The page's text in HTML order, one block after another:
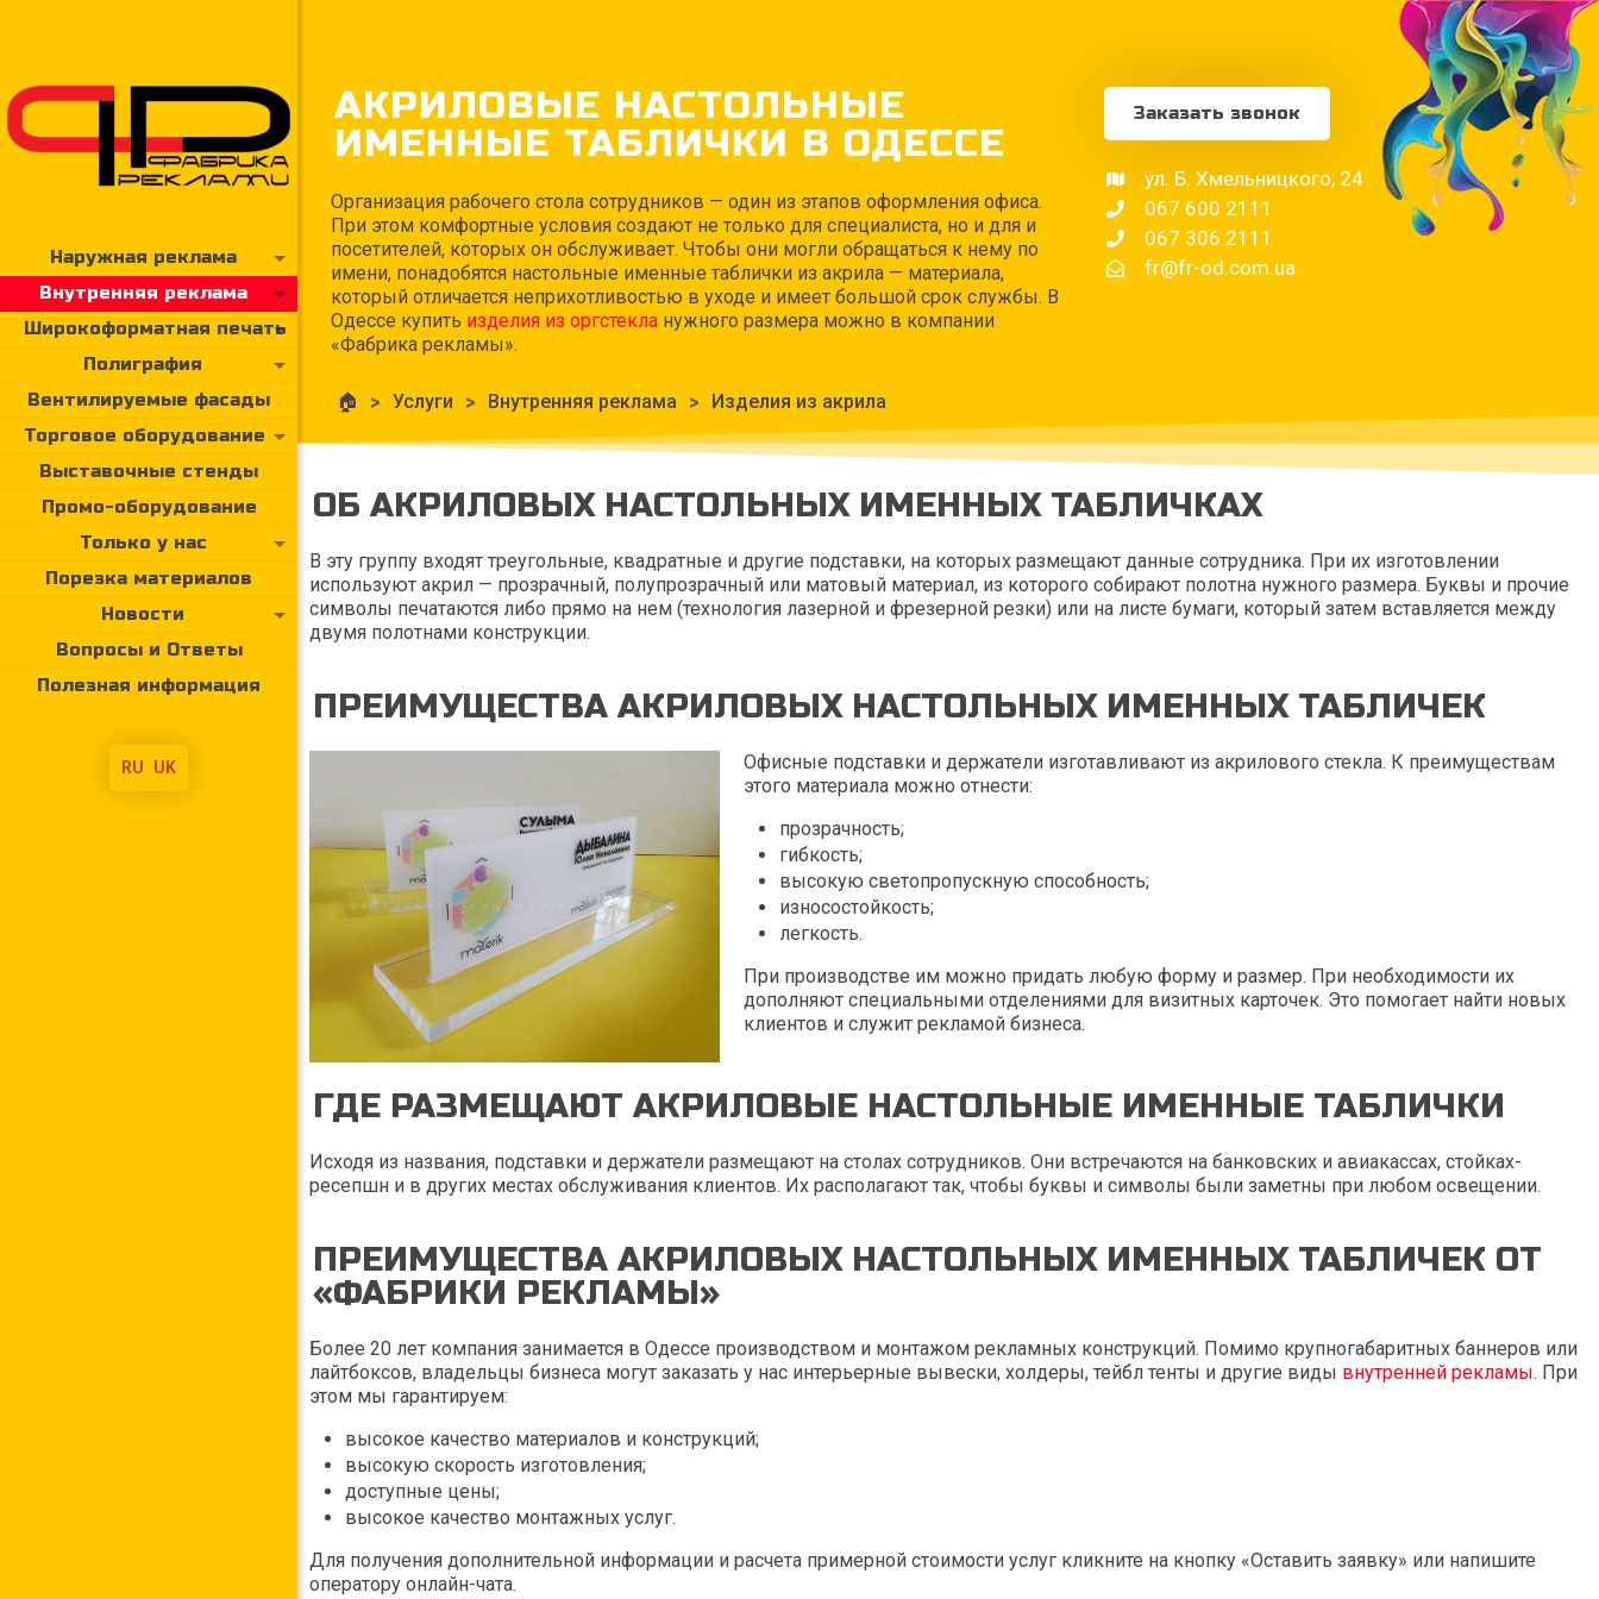
Наружная реклама
Внутренняя реклама
Широкоформатная печать
Полиграфия
Вентилируемые фасады
Торговое оборудование
Выставочные стенды
Промо-оборудование
Только у нас
Порезка материалов
Новости
Вопросы и Ответы
Полезная информация
RU UK
АКРИЛОВЫЕ НАСТОЛЬНЫЕ
ИМЕННЫЕ ТАБЛИЧКИ В ОДЕССЕ
Организация рабочего стола сотрудников — один из этапов оформления офиса.
При этом комфортные условия создают не только для специалиста, но и для и
посетителей, которых он обслуживает. Чтобы они могли обращаться к нему по
имени, понадобятся настольные именные таблички из акрила — материала,
который отличается неприхотливостью в уходе и имеет большой срок службы. В
Одессе купить изделия из оргстекла нужного размера можно в компании
«Фабрика рекламы».
🏠 > Услуги > Внутренняя реклама > Изделия из акрила
Заказать звонок
ул. Б. Хмельницкого, 24
067 600 2111
067 306 2111
fr@fr-od.com.ua
ОБ АКРИЛОВЫХ НАСТОЛЬНЫХ ИМЕННЫХ ТАБЛИЧКАХ
В эту группу входят треугольные, квадратные и другие подставки, на которых размещают данные сотрудника. При их изготовлении
используют акрил — прозрачный, полупрозрачный или матовый материал, из которого собирают полотна нужного размера. Буквы и прочие
символы печатаются либо прямо на нем (технология лазерной и фрезерной резки) или на листе бумаги, который затем вставляется между
двумя полотнами конструкции.
ПРЕИМУЩЕСТВА АКРИЛОВЫХ НАСТОЛЬНЫХ ИМЕННЫХ ТАБЛИЧЕК
Офисные подставки и держатели изготавливают из акрилового стекла. К преимуществам
этого материала можно отнести:
прозрачность;
гибкость;
высокую светопропускную способность;
износостойкость;
легкость.
При производстве им можно придать любую форму и размер. При необходимости их
дополняют специальными отделениями для визитных карточек. Это помогает найти новых
клиентов и служит рекламой бизнеса.
ГДЕ РАЗМЕЩАЮТ АКРИЛОВЫЕ НАСТОЛЬНЫЕ ИМЕННЫЕ ТАБЛИЧКИ
Исходя из названия, подставки и держатели размещают на столах сотрудников. Они встречаются на банковских и авиакассах, стойках-
ресепшн и в других местах обслуживания клиентов. Их располагают так, чтобы буквы и символы были заметны при любом освещении.
ПРЕИМУЩЕСТВА АКРИЛОВЫХ НАСТОЛЬНЫХ ИМЕННЫХ ТАБЛИЧЕК ОТ
«ФАБРИКИ РЕКЛАМЫ»
Более 20 лет компания занимается в Одессе производством и монтажом рекламных конструкций. Помимо крупногабаритных баннеров или
лайтбоксов, владельцы бизнеса могут заказать у нас интерьерные вывески, холдеры, тейбл тенты и другие виды внутренней рекламы. При
этом мы гарантируем:
высокое качество материалов и конструкций;
высокую скорость изготовления;
доступные цены;
высокое качество монтажных услуг.
Для получения дополнительной информации и расчета примерной стоимости услуг кликните на кнопку «Оставить заявку» или напишите
оператору онлайн-чата.